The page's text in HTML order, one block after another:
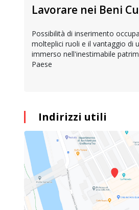
Lavorare nei Beni
Possibilità di inserimento
molteplici ruoli e il vantaggio di
immerso nell'inestimabile
Paese
Indirizzi utili